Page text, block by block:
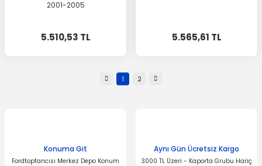
2001-2005
5.510,53 TL 5.565,61 TL
1 2
Konuma Git
Fordtoptancısı Merkez Depo Konum
Aynı Gün Ücretsiz Kargo
3000 TL Üzeri - Kaporta Grubu Hariç